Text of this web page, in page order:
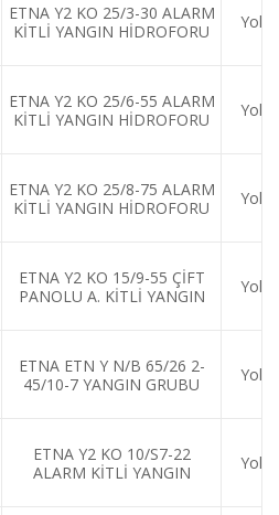
ETNA Y2 KO 25/3-30 ALARM
KİTLİ YANGIN HİDROFORU
Yok
ETNA Y2 KO 25/6-55 ALARM
KİTLİ YANGIN HİDROFORU
Yok
ETNA Y2 KO 25/8-75 ALARM
KİTLİ YANGIN HİDROFORU
Yok
ETNA Y2 KO 15/9-55 ÇİFT
PANOLU A. KİTLİ YANGIN
Yok
ETNA ETN Y N/B 65/26 2-
45/10-7 YANGIN GRUBU
Yok
ETNA Y2 KO 10/S7-22
ALARM KİTLİ YANGIN
Yok